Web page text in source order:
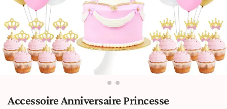
Accessoire Anniversaire Princesse